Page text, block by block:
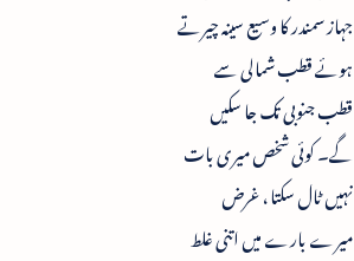
جہاز سمندر کا وسیع سینہ چیرتے
ہوئے قطب شمالی سے
قطب جنوبی تک جا سکیں
گے۔ کوئی شخص میری بات
نہیں ٹال سکتا ، غرض
میرے بارے میں اتنی غلط